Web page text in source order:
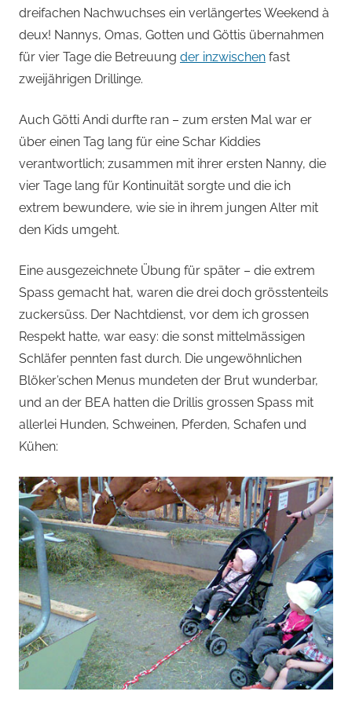
Jacomet
dreifachen Nachwuchses ein verlängertes Weekend à
deux! Nannys, Omas, Gotten und Göttis übernahmen
für vier Tage die Betreuung der inzwischen fast
zweijährigen Drillinge.
Auch Götti Andi durfte ran – zum ersten Mal war er
über einen Tag lang für eine Schar Kiddies
verantwortlich; zusammen mit ihrer ersten Nanny, die
vier Tage lang für Kontinuität sorgte und die ich
extrem bewundere, wie sie in ihrem jungen Alter mit
den Kids umgeht.
Eine ausgezeichnete Übung für später – die extrem
Spass gemacht hat, waren die drei doch grösstenteils
zuckersüss. Der Nachtdienst, vor dem ich grossen
Respekt hatte, war easy: die sonst mittelmässigen
Schläfer pennten fast durch. Die ungewöhnlichen
Blöker’schen Menus mundeten der Brut wunderbar,
und an der BEA hatten die Drillis grossen Spass mit
allerlei Hunden, Schweinen, Pferden, Schafen und
Kühen: